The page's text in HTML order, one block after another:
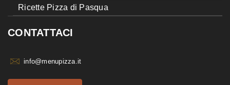
Ricette Pizza di Pasqua
CONTATTACI
info@menupizza.it